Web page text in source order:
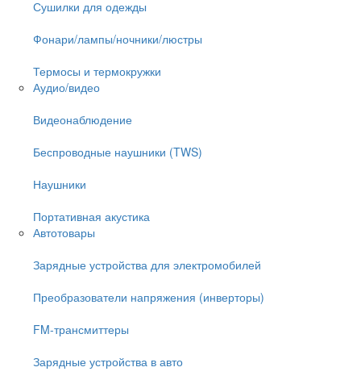
Сушилки для одежды
Фонари/лампы/ночники/люстры
Термосы и термокружки
Аудио/видео
Видеонаблюдение
Беспроводные наушники (TWS)
Наушники
Портативная акустика
Автотовары
Зарядные устройства для электромобилей
Преобразователи напряжения (инверторы)
FM-трансмиттеры
Зарядные устройства в авто